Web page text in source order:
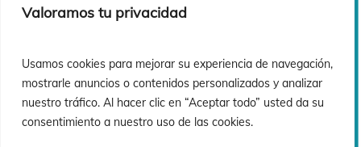
Valoramos tu privacidad
Usamos cookies para mejorar su experiencia de navegación,
mostrarle anuncios o contenidos personalizados y analizar
nuestro tráfico. Al hacer clic en “Aceptar todo” usted da su
consentimiento a nuestro uso de las cookies.